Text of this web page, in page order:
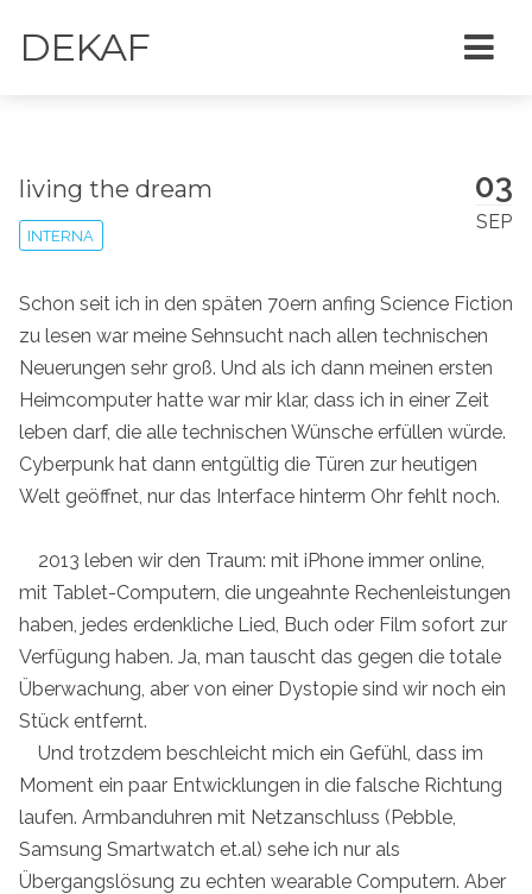
DEKAF
03
SEP
living the dream
INTERNA
Schon seit ich in den späten 70ern anfing Science Fiction
zu lesen war meine Sehnsucht nach allen technischen
Neuerungen sehr groß. Und als ich dann meinen ersten
Heimcomputer hatte war mir klar, dass ich in einer Zeit
leben darf, die alle technischen Wünsche erfüllen würde.
Cyberpunk hat dann entgültig die Türen zur heutigen
Welt geöffnet, nur das Interface hinterm Ohr fehlt noch.
2013 leben wir den Traum: mit iPhone immer online,
mit Tablet-Computern, die ungeahnte Rechenleistungen
haben, jedes erdenkliche Lied, Buch oder Film sofort zur
Verfügung haben. Ja, man tauscht das gegen die totale
Überwachung, aber von einer Dystopie sind wir noch ein
Stück entfernt.
Und trotzdem beschleicht mich ein Gefühl, dass im
Moment ein paar Entwicklungen in die falsche Richtung
laufen. Armbanduhren mit Netzanschluss (Pebble,
Samsung Smartwatch et.al) sehe ich nur als
Übergangslösung zu echten wearable Computern. Aber